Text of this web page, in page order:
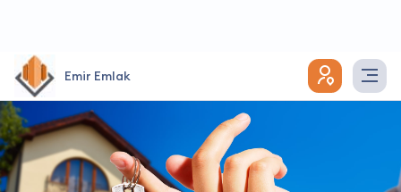
Emir Emlak